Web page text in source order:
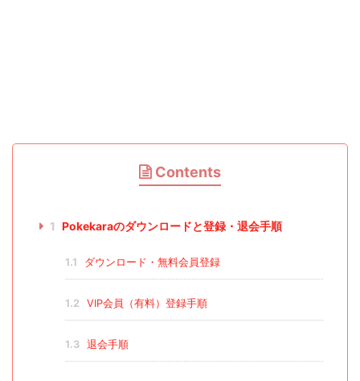
Contents
1 Pokekaraのダウンロードと登録・退会手順
1.1 ダウンロード・無料会員登録
1.2 VIP会員（有料）登録手順
1.3 退会手順